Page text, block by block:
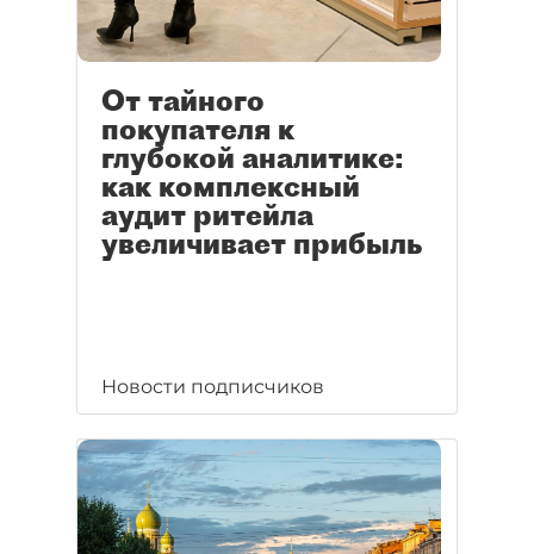
От тайного
покупателя к
глубокой аналитике:
как комплексный
аудит ритейла
увеличивает прибыль
Новости подписчиков